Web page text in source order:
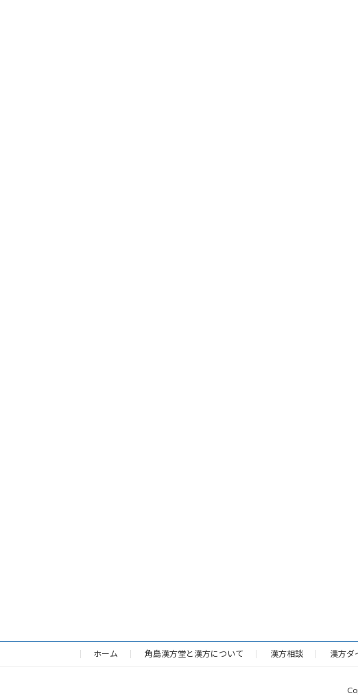
ホーム 角島漢方堂と漢方について 漢方相談 漢方ダ